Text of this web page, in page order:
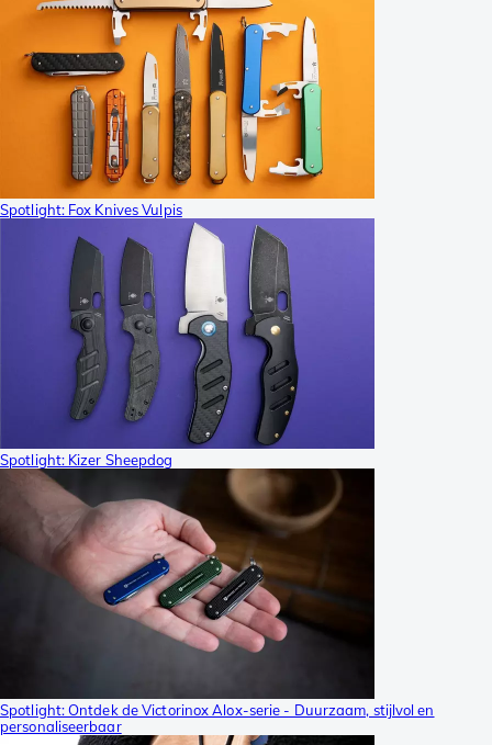
Spotlight: Fox Knives Vulpis
Spotlight: Kizer Sheepdog
Spotlight: Ontdek de Victorinox Alox-serie - Duurzaam, stijlvol en
personaliseerbaar